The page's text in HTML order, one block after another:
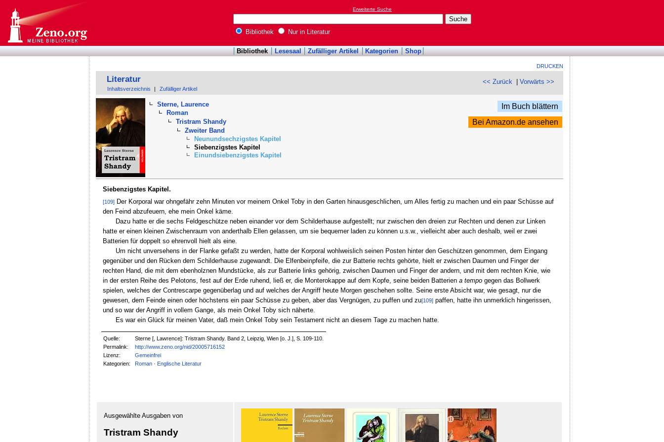
Erweiterte Suche
Bibliothek Nur in Literatur
Bibliothek Lesesaal Zufälliger Artikel Kategorien Shop
DRUCKEN
<< Zurück |Vorwärts >>
Literatur
Inhaltsverzeichnis Zufälliger Artikel
Sterne, Laurence
Roman
Tristram Shandy
Zweiter Band
Neunundsechzigstes Kapitel
Siebenzigstes Kapitel
Einundsiebenzigstes Kapitel
Im Buch blättern
Bei Amazon.de ansehen
Siebenzigstes Kapitel.
[109]Der Korporal war ohngefähr zehn Minuten vor meinem Onkel Toby in den Garten hinausgeschlichen, um Alles fertig zu machen und ein paar Schüsse auf
den Feind abzufeuern, ehe mein Onkel käme.
Dazu hatte er die sechs Feldgeschütze neben einander vor dem Schilderhause aufgestellt; nur zwischen den dreien zur Rechten und denen zur Linken
hatte er einen kleinen Zwischenraum von anderthalb Ellen gelassen, um sie bequemer laden zu können u.s.w., vielleicht aber auch deshalb, weil er zwei
Batterien für doppelt so ehrenvoll hielt als eine.
Um nicht unversehens in der Flanke gefaßt zu werden, hatte der Korporal wohlweislich seinen Posten hinter den Geschützen genommen, dem Eingang
gegenüber und den Rücken dem Schilderhause zugewandt. Die Elfenbeinpfeife, die zur Batterie rechts gehörte, hielt er zwischen Daumen und Finger der
rechten Hand, die mit dem ebenholznen Mundstücke, als zur Batterie links gehörig, zwischen Daumen und Finger der andern, und mit dem rechten Knie, wie
in der ersten Reihe des Pelotons, fest auf der Erde ruhend, ließ er, die Monterokappe auf dem Kopfe, seine beiden Batterien a tempogegen das Bollwerk
spielen, welches der Contrescarpe gegenüberlag und auf welches der Angriff heute Morgen geschehen sollte. Seine erste Absicht war, wie gesagt, nur die
gewesen, dem Feinde einen oder höchstens ein paar Schüsse zu geben, aber das Vergnügen, zu puffen und zu[109]paffen, hatte ihn unmerklich hingerissen,
und so war der Angriff in vollem Gange, als mein Onkel Toby sich näherte.
Es war ein Glück für meinen Vater, daß mein Onkel Toby sein Testament nicht an diesem Tage zu machen hatte.
Quelle:
Sterne [, Lawrence]: Tristram Shandy. Band 2, Leipzig, Wien [o. J.], S. 109-110.
Permalink:
http://www.zeno.org/nid/20005716152
Lizenz:
Gemeinfrei
Kategorien:
Roman · Englische Literatur
Ausgewählte Ausgaben von
Tristram Shandy